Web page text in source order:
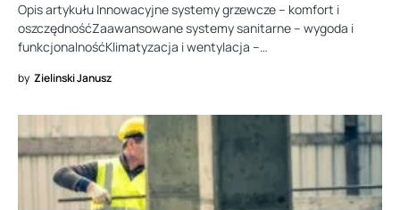
Opis artykułu Innowacyjne systemy grzewcze – komfort i
oszczędnośćZaawansowane systemy sanitarne – wygoda i
funkcjonalnośćKlimatyzacja i wentylacja –…
by Zielinski Janusz